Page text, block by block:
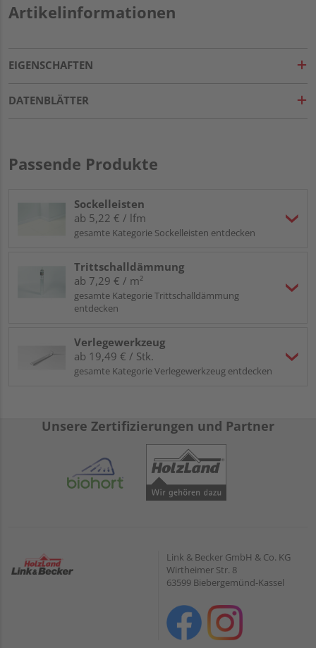
Artikelinformationen
EIGENSCHAFTEN
DATENBLÄTTER
Passende Produkte
Sockelleisten
ab 5,22 € / lfm
gesamte Kategorie Sockelleisten entdecken
Trittschalldämmung
ab 7,29 € / m²
gesamte Kategorie Trittschalldämmung
entdecken
Verlegewerkzeug
ab 19,49 € / Stk.
gesamte Kategorie Verlegewerkzeug entdecken
Unsere Zertifizierungen und Partner
Link & Becker GmbH & Co. KG
Wirtheimer Str. 8
63599 Biebergemünd-Kassel